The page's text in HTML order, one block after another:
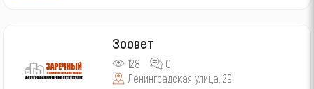
Зоовет
128
0
Ленинградская улица, 29